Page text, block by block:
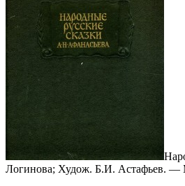
Логинова; Худож. Б.И. Астафьев. —